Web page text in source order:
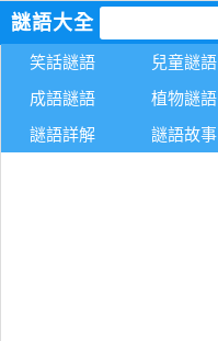
謎語大全
笑話謎語 兒童謎語
成語謎語
植物謎語
謎語詳解
謎語故事